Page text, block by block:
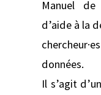
Manuel
d’aide à la
données.
Il s’agit